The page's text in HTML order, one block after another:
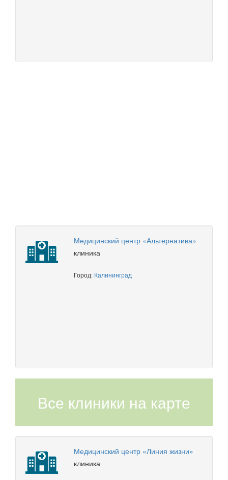
Медицинский центр «Альтернатива»
клиника
Город: Калининград
Все клиники на карте
Медицинский центр «Линия жизни»
клиника